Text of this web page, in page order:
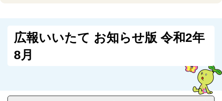
広報いいたて お知らせ版 令和2年
8月